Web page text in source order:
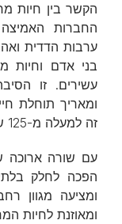
הקשר בין חיות
החברות
ערבות הדדית
בני אדם וחיות
עשירים. זו
ומאריך תוחלת
זה למעלה מ-125 שנה.
עם שורה ארוכה
הפכה לחלק
ומציעה מגוון
ומאוזנת לחיות